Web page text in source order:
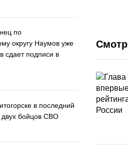
по
округу Наумов уже
сдает подписи в
в последний
двух бойцов СВО